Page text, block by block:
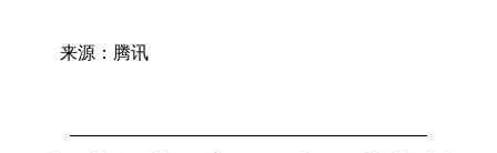
来源：腾讯